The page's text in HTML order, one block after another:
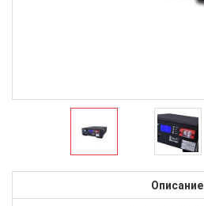
Описание